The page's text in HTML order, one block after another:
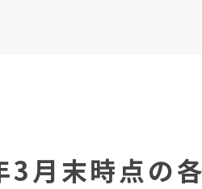
月末時点の